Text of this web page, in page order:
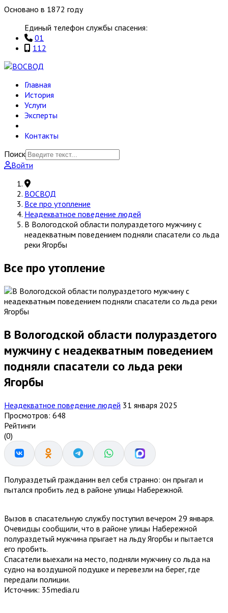
Основано в 1872 году
Единый телефон службы спасения:
01
112
Главная
История
Услуги
Эксперты
Контакты
Поиск
Войти
ВОСВОД
Все про утопление
Неадекватное поведение людей
В Вологодской области полураздетого мужчину с
неадекватным поведением подняли спасатели со льда
реки Ягорбы
Все про утопление
В Вологодской области полураздетого
мужчину с неадекватным поведением
подняли спасатели со льда реки
Ягорбы
Неадекватное поведение людей 31 января 2025
Просмотров: 648
Рейтинги
(0)
Полураздетый гражданин вел себя странно: он прыгал и
пытался пробить лед в районе улицы Набережной.
Вызов в спасательную службу поступил вечером 29 января.
Очевидцы сообщили, что в районе улицы Набережной
полураздетый мужчина прыгает на льду Ягорбы и пытается
его пробить.
Спасатели выехали на место, подняли мужчину со льда на
судно на воздушной подушке и перевезли на берег, где
передали полиции.
Источник: 35media.ru